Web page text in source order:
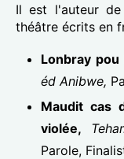
Il est l'auteur
théâtre écrits en
Lonbray
éd Anibwe,
Maudit cas
violée,
Parole,